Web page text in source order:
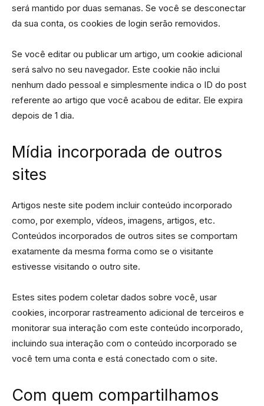
será mantido por duas semanas. Se você se desconectar
da sua conta, os cookies de login serão removidos.
Se você editar ou publicar um artigo, um cookie adicional
será salvo no seu navegador. Este cookie não inclui
nenhum dado pessoal e simplesmente indica o ID do post
referente ao artigo que você acabou de editar. Ele expira
depois de 1 dia.
Mídia incorporada de outros
sites
Artigos neste site podem incluir conteúdo incorporado
como, por exemplo, vídeos, imagens, artigos, etc.
Conteúdos incorporados de outros sites se comportam
exatamente da mesma forma como se o visitante
estivesse visitando o outro site.
Estes sites podem coletar dados sobre você, usar
cookies, incorporar rastreamento adicional de terceiros e
monitorar sua interação com este conteúdo incorporado,
incluindo sua interação com o conteúdo incorporado se
você tem uma conta e está conectado com o site.
Com quem compartilhamos